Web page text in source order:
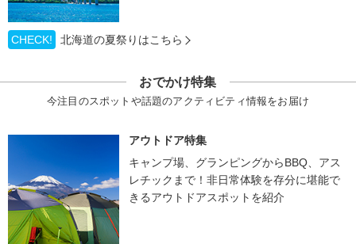
CHECK! 北海道の夏祭りはこちら
おでかけ特集
今注目のスポットや話題のアクティビティ情報をお届け
アウトドア特集
キャンプ場、グランピングからBBQ、アス
レチックまで！非日常体験を存分に堪能で
きるアウトドアスポットを紹介